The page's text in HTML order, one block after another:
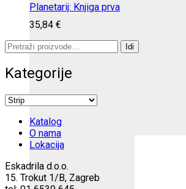
Planetarij: Knjiga prva
35,84 €
Pretraži:
Idi
Kategorije
Katalog
O nama
Lokacija
Eskadrila d.o.o.
15. Trokut 1/B, Zagreb